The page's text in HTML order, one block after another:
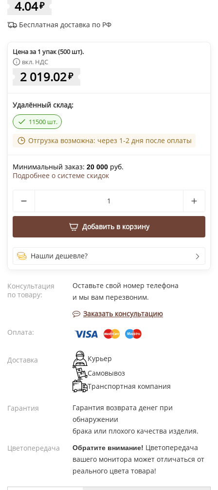
4.04₽
Бесплатная доставка по РФ
Цена за 1 упак (500 шт).
вкл. НДС
2 019.02₽
Удалённый склад:
11500 шт.
Отгрузка возможна: через 1-2 дня после оплаты
Минимальный заказ: 20 000 руб.
Подробнее о системе скидок
Добавить в корзину
Нашли дешевле?
Консультация
по товару:
Оставьте свой номер телефона
и мы вам перезвоним.
Заказать консультацию
Оплата:
Доставка
Курьер
Самовывоз
Транспортная компания
Гарантия
Гарантия возврата денег при
обнаружении
брака или плохого качества изделия.
Цветопередача
Обратите внимание! Цветопередача
вашего монитора может отличаться от
реального цвета товара!